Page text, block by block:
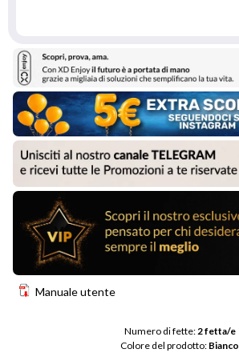
Manuale utente
Numero di fette: 2 fetta/e
Colore del prodotto: Bianco